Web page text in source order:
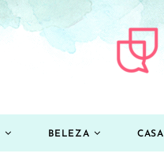
BELEZA CASA